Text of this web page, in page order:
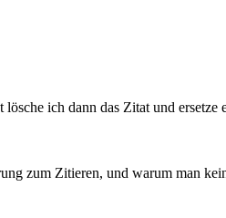
ich dann das Zitat und ersetze
zum Zitieren, und warum man